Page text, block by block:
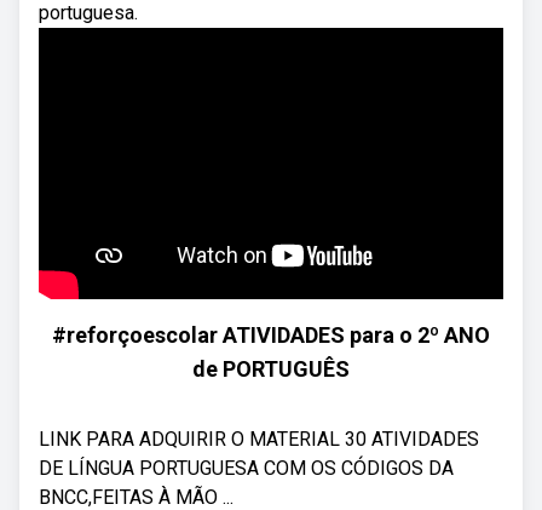
portuguesa.
#reforçoescolar ATIVIDADES para o 2º ANO
de PORTUGUÊS
LINK PARA ADQUIRIR O MATERIAL 30 ATIVIDADES
DE LÍNGUA PORTUGUESA COM OS CÓDIGOS DA
BNCC,FEITAS À MÃO ...